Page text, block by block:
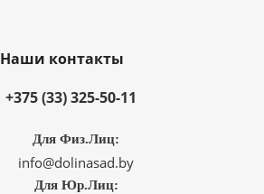
Наши контакты
+375 (33) 325-50-11
Для Физ.Лиц:
info@dolinasad.by
Для Юр.Лиц: